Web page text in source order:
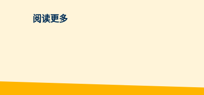
阅读更多